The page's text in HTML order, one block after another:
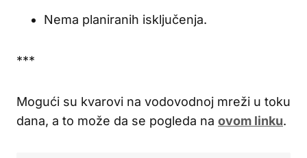
Nema planiranih isključenja.
***
Mogući su kvarovi na vodovodnoj mreži u toku
dana, a to može da se pogleda na ovom linku.